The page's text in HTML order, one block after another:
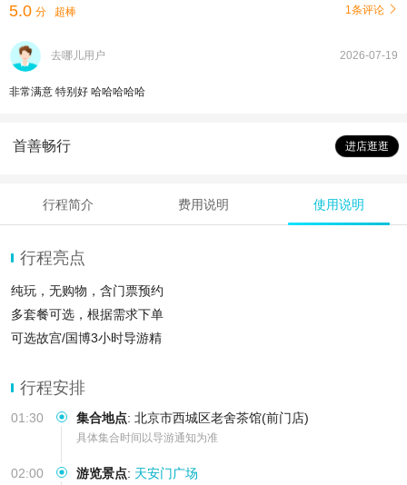
5.0 分 超棒 1条评论 
去哪儿用户 2026-07-19
非常满意 特别好 哈哈哈哈哈
首善畅行 进店逛逛
行程简介 费用说明 使用说明
行程亮点
纯玩，无购物，含门票预约
多套餐可选，根据需求下单
可选故宫/国博3小时导游精
行程安排
01:30 集合地点: 北京市西城区老舍茶馆(前门店)
具体集合时间以导游通知为准
02:00 游览景点: 天安门广场